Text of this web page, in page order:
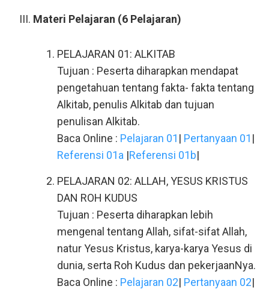
Materi Pelajaran (6 Pelajaran)
PELAJARAN 01: ALKITAB
Tujuan : Peserta diharapkan mendapat
pengetahuan tentang fakta- fakta tentang
Alkitab, penulis Alkitab dan tujuan
penulisan Alkitab.
Baca Online : Pelajaran 01 | Pertanyaan 01 |
Referensi 01a |Referensi 01b|
PELAJARAN 02: ALLAH, YESUS KRISTUS
DAN ROH KUDUS
Tujuan : Peserta diharapkan lebih
mengenal tentang Allah, sifat-sifat Allah,
natur Yesus Kristus, karya-karya Yesus di
dunia, serta Roh Kudus dan pekerjaanNya.
Baca Online : Pelajaran 02| Pertanyaan 02|